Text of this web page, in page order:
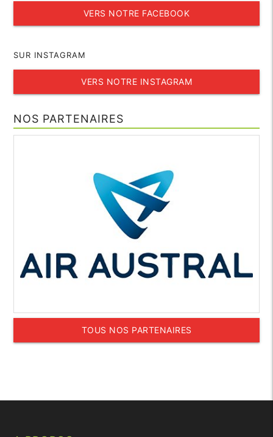
VERS NOTRE FACEBOOK
SUR INSTAGRAM
VERS NOTRE INSTAGRAM
NOS PARTENAIRES
TOUS NOS PARTENAIRES